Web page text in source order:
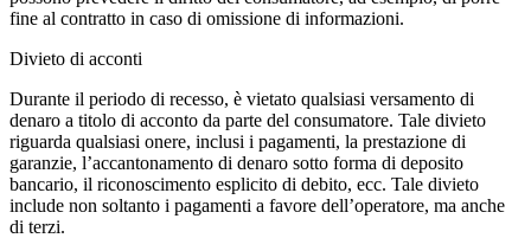
fine al contratto in caso di omissione di informazioni.
Divieto di acconti
Durante il periodo di recesso, è vietato qualsiasi versamento di
denaro a titolo di acconto da parte del consumatore. Tale divieto
riguarda qualsiasi onere, inclusi i pagamenti, la prestazione di
garanzie, l’accantonamento di denaro sotto forma di deposito
bancario, il riconoscimento esplicito di debito, ecc. Tale divieto
include non soltanto i pagamenti a favore dell’operatore, ma anche
di terzi.